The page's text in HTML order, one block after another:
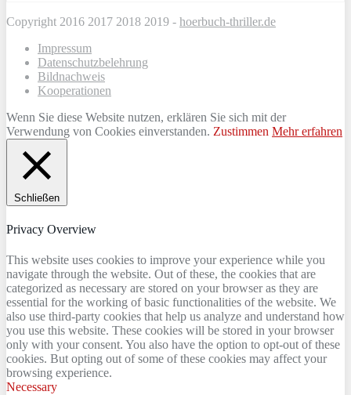
Copyright 2016 2017 2018 2019 - hoerbuch-thriller.de
Impressum
Datenschutzbelehrung
Bildnachweis
Kooperationen
Wenn Sie diese Website nutzen, erklären Sie sich mit der
Verwendung von Cookies einverstanden. Zustimmen Mehr erfahren
Schließen
Privacy Overview
This website uses cookies to improve your experience while you
navigate through the website. Out of these, the cookies that are
categorized as necessary are stored on your browser as they are
essential for the working of basic functionalities of the website. We
also use third-party cookies that help us analyze and understand how
you use this website. These cookies will be stored in your browser
only with your consent. You also have the option to opt-out of these
cookies. But opting out of some of these cookies may affect your
browsing experience.
Necessary